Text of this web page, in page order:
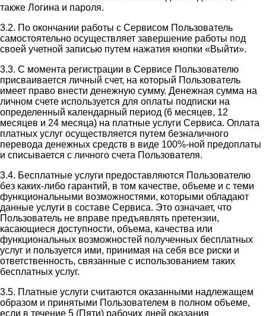
также Логина и пароля.
3.2. По окончании работы с Сервисом Пользователь
самостоятельно осуществляет завершение работы под
своей учетной записью путем нажатия кнопки «Выйти».
3.3. С момента регистрации в Сервисе Пользователю
присваивается личный счет, на который Пользователь
имеет право внести денежную сумму. Денежная сумма на
личном счете используется для оплаты подписки на
определенный календарный период (6 месяцев, 12
месяцев и 24 месяца) на платные услуги Сервиса. Оплата
платных услуг осуществляется путем безналичного
перевода денежных средств в виде 100%-ной предоплаты
и списывается с личного счета Пользователя.
3.4. Бесплатные услуги предоставляются Пользователю
без каких-либо гарантий, в том качестве, объеме и с теми
функциональными возможностями, которыми обладают
данные услуги в составе Сервиса. Это означает, что
Пользователь не вправе предъявлять претензии,
касающиеся доступности, объема, качества или
функциональных возможностей полученных бесплатных
услуг и пользуется ими, принимая на себя все риски и
ответственность, связанные с использованием таких
бесплатных услуг.
3.5. Платные услуги считаются оказанными надлежащем
образом и принятыми Пользователем в полном объеме,
если в течение 5 (Пяти) рабочих дней оказания